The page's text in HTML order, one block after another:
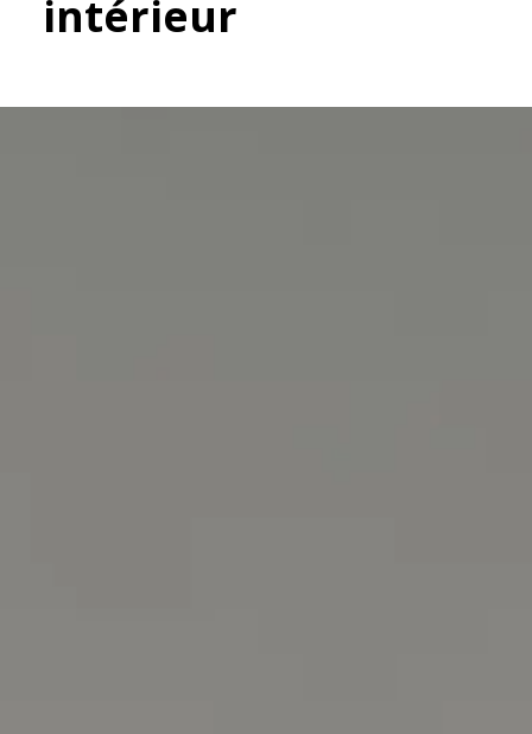
intérieur